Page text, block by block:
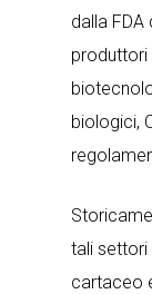
dalla
produttori
biologici,
tali
cartaceo